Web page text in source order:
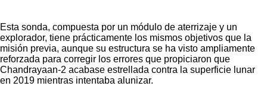
Esta sonda, compuesta por un módulo de aterrizaje y un
explorador, tiene prácticamente los mismos objetivos que la
misión previa, aunque su estructura se ha visto ampliamente
reforzada para corregir los errores que propiciaron que
Chandrayaan-2 acabase estrellada contra la superficie lunar
en 2019 mientras intentaba alunizar.